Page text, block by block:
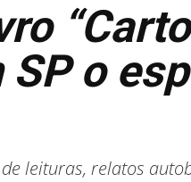
o
leituras, relatos